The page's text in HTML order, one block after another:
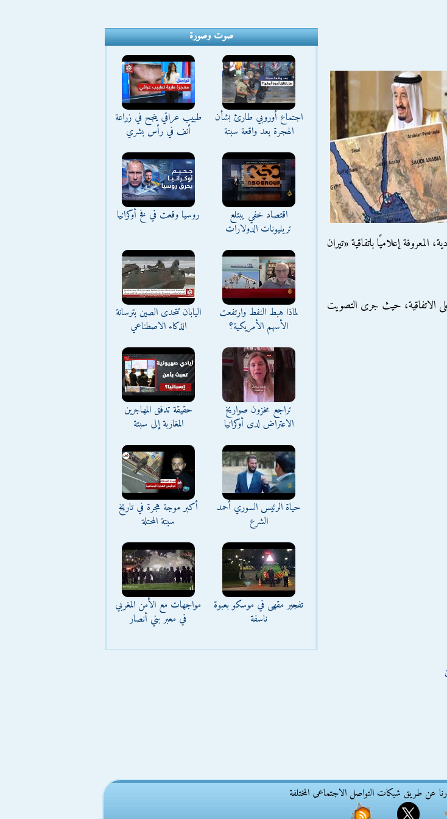
المعروفة إعلاميًا باتفاقية «تيران
الاتفاقية، حيث جرى التصويت
صوت وصورة
اجتماع أوروبي طارئ بشأن
الهجرة بعد واقعة سبتة
طبيب عراقي ينجح في زراعة
أنف في رأس بشري
اقتصاد خفي يبتلع
تريليونات الدولارات
روسيا وقعت في فخ أوكرانيا
لماذا هبط النفط وارتفعت
الأسهم الأمريكية؟
اليابان تتحدى الصين بترسانة
الذكاء الاصطناعي
تراجع مخزون صواريخ
الاعتراض لدى أوكرانيا
حقيقة تدفق المهاجرين
المغاربة إلى سبتة
حياة الرئيس السوري أحمد
الشرع
أكبر موجة هجرة في تاريخ
سبتة المحتلة
تفجير مقهى في موسكو بعبوة
ناسفة
مواجهات مع الأمن المغربي
في معبر بني أنصار
عن طريق شبكات التواصل الاجتماعى المختلفة